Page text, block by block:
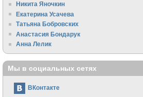
Никита Яночкин
Екатерина Усачева
Татьяна Бобровских
Анастасия Бондарук
Анна Лелик
Мы в социальных сетях
ВКонтакте